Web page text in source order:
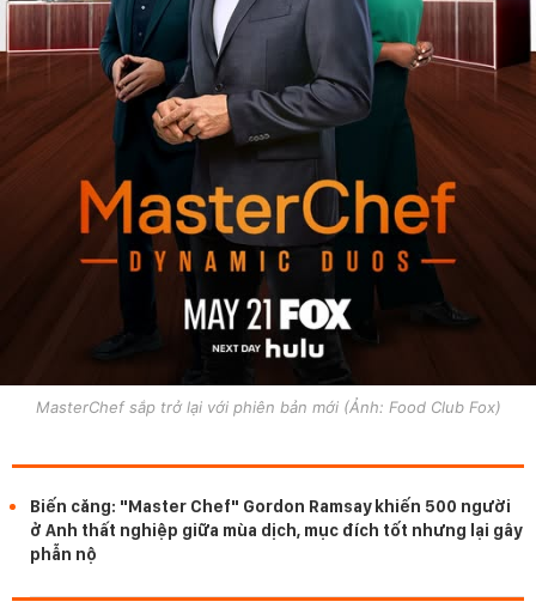
MasterChef sắp trở lại với phiên bản mới (Ảnh: Food Club Fox)
Biến căng: "Master Chef" Gordon Ramsay khiến 500 người
ở Anh thất nghiệp giữa mùa dịch, mục đích tốt nhưng lại gây
phẫn nộ